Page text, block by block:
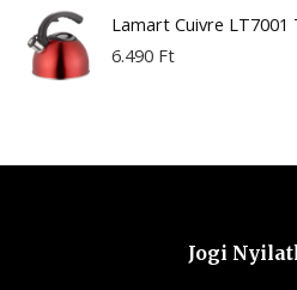
Lamart Cuivre LT7001
6.490 Ft
Jogi